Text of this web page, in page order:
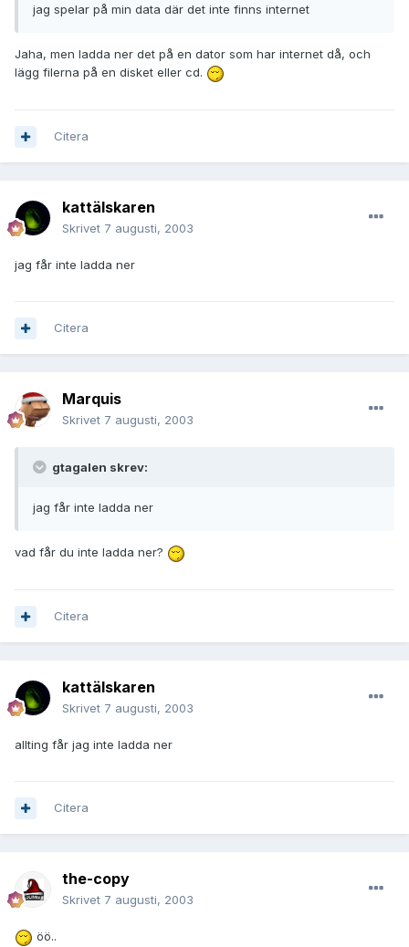
jag spelar på min data där det inte finns internet
Jaha, men ladda ner det på en dator som har internet då, och
lägg filerna på en disket eller cd.
Citera
kattälskaren
Skrivet 7 augusti, 2003
jag får inte ladda ner
Citera
Marquis
Skrivet 7 augusti, 2003
gtagalen skrev:
jag får inte ladda ner
vad får du inte ladda ner?
Citera
kattälskaren
Skrivet 7 augusti, 2003
allting får jag inte ladda ner
Citera
the-copy
Skrivet 7 augusti, 2003
öö..